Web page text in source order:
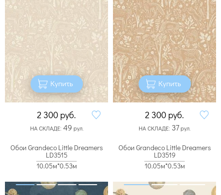
Купить
2 300 руб.
НА СКЛАДЕ: 49 рул.
Купить
2 300 руб.
НА СКЛАДЕ: 37рул.
Обои Grandeco Little Dreamers
LD3515
10.05м*0.53м
Обои Grandeco Little Dreamers
LD3519
10.05м*0.53м